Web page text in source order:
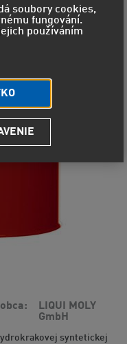
LIQUI MOLY
GmbH
syntetickej
soubory cookies,
fungování.
používáním